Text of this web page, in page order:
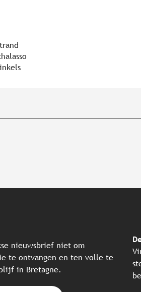
nieuwsbrief niet om
te ontvangen en ten volle te
in Bretagne.